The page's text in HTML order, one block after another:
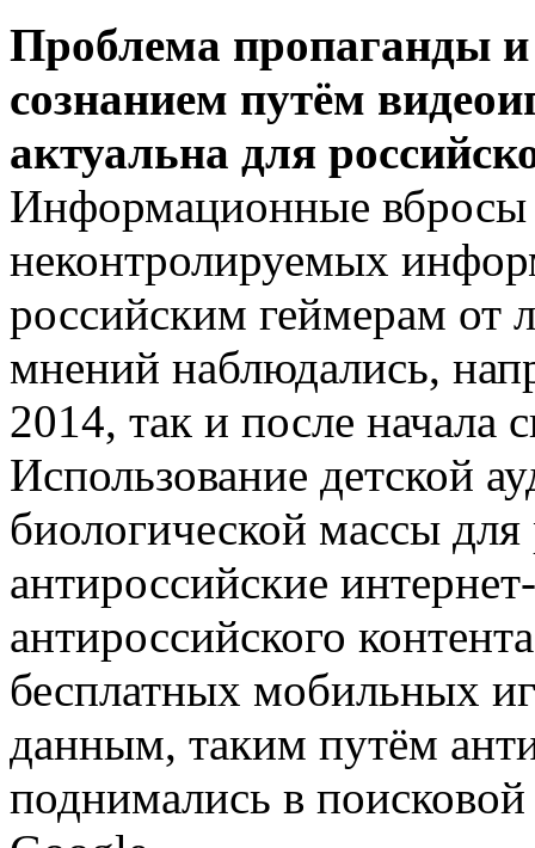
Проблема пропаганды
сознанием путём
актуальна для
Информационные вбросы
неконтролируемых
российским геймерам
мнений наблюдались,
2014, так и после начала
Использование детской
биологической массы для
антироссийские
антироссийского
бесплатных мобильных
данным, таким путём
поднимались в